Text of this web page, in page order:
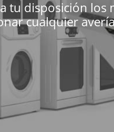
tu disposición los
cualquier